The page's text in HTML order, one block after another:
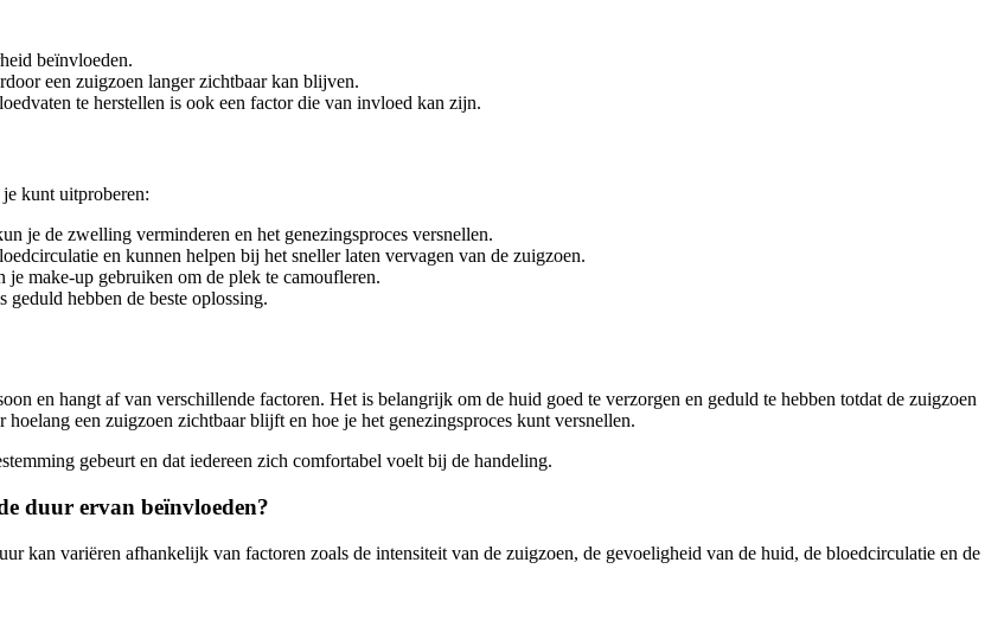
beïnvloeden.
een zuigzoen langer zichtbaar kan blijven.
te herstellen is ook een factor die van invloed kan zijn.
kunt uitproberen:
je de zwelling verminderen en het genezingsproces versnellen.
en kunnen helpen bij het sneller laten vervagen van de zuigzoen.
make-up gebruiken om de plek te camoufleren.
hebben de beste oplossing.
en hangt af van verschillende factoren. Het is belangrijk om de huid goed te verzorgen en geduld te hebben totdat de zuigzoen
een zuigzoen zichtbaar blijft en hoe je het genezingsproces kunt versnellen.
gebeurt en dat iedereen zich comfortabel voelt bij de handeling.
duur ervan beïnvloeden?
kan variëren afhankelijk van factoren zoals de intensiteit van de zuigzoen, de gevoeligheid van de huid, de bloedcirculatie en de